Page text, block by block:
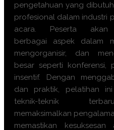
pengetahuan yang
profesional dalam industri
acara. Peserta akan
berbagai aspek dalam
mengorganisir, dan
besar seperti konferensi,
insentif. Dengan
dan praktik, pelatihan ini
teknik-teknik
memaksimalkan
memastikan